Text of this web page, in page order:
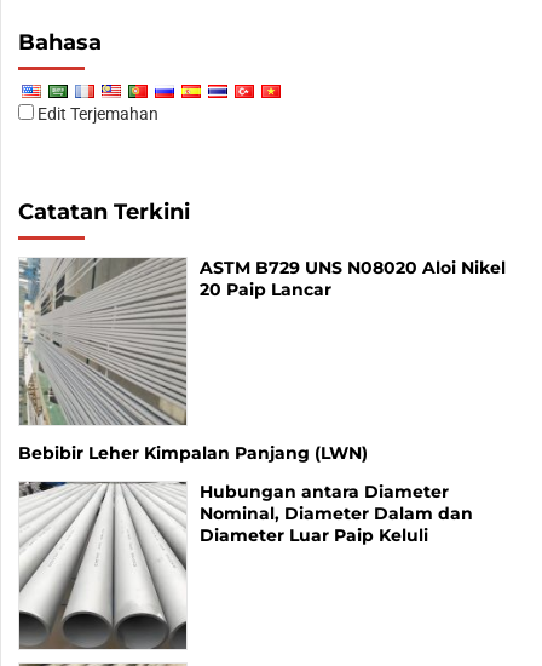
Bahasa
Edit Terjemahan
Catatan Terkini
ASTM B729 UNS N08020 Aloi Nikel
20 Paip Lancar
Bebibir Leher Kimpalan Panjang (LWN)
Hubungan antara Diameter
Nominal, Diameter Dalam dan
Diameter Luar Paip Keluli